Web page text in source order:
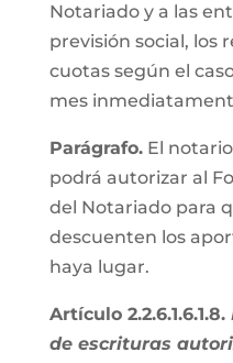
Notariado y a las
previsión social, los
cuotas según el
mes
Parágrafo.El
podrá autorizar al
del Notariado para
descuenten los
haya lugar.
Artículo 2.2.6.1.6.1.8.
de escrituras